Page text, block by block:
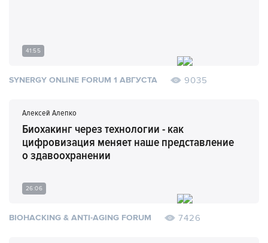
41:55
SYNERGY ONLINE FORUM 1 АВГУСТА 9035
Алексей Алепко
Биохакинг через технологии - как
цифровизация меняет наше представление
о здавоохранении
26:06
BIOHACKING & ANTI-AGING FORUM 7426